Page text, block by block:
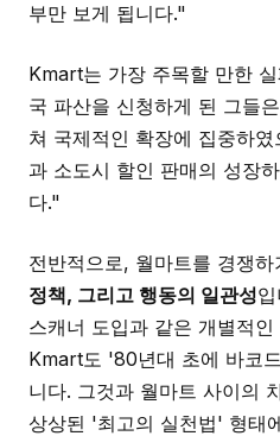
부만 보게 됩니다."
Kmart는 가장 주목할 만한
국 파산을 신청하게 된 그들
쳐 국제적인 확장에 집중하
과 소도시 할인 판매의 성장
다."
전반적으로, 월마트를 경쟁
정책, 그리고 행동의 일관성
스캐너 도입과 같은 개별적
Kmart도 '80년대 초에 바코
니다. 그것과 월마트 사이의
상상된 '최고의 실천법' 형태